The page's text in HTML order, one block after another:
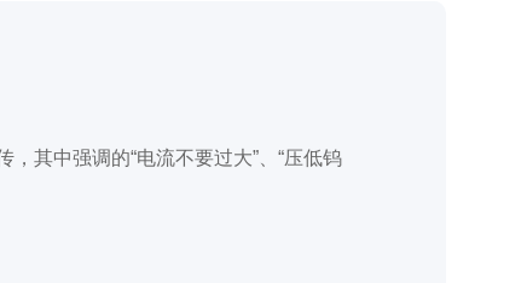
其中强调的“电流不要过大”、“压低钨